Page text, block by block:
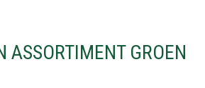
ASSORTIMENT GROEN